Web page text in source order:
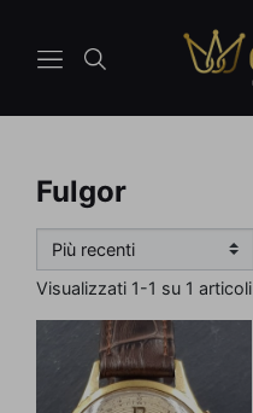
Fulgor
Visualizzati 1-1 su 1 articoli